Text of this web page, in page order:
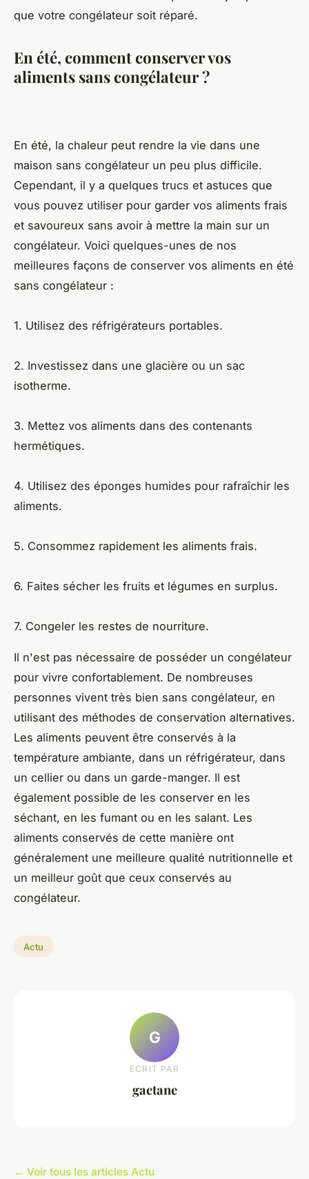
que votre congélateur soit réparé.
En été, comment conserver vos
aliments sans congélateur ?
En été, la chaleur peut rendre la vie dans une
maison sans congélateur un peu plus difficile.
Cependant, il y a quelques trucs et astuces que
vous pouvez utiliser pour garder vos aliments frais
et savoureux sans avoir à mettre la main sur un
congélateur. Voici quelques-unes de nos
meilleures façons de conserver vos aliments en été
sans congélateur :
1. Utilisez des réfrigérateurs portables.
2. Investissez dans une glacière ou un sac
isotherme.
3. Mettez vos aliments dans des contenants
hermétiques.
4. Utilisez des éponges humides pour rafraîchir les
aliments.
5. Consommez rapidement les aliments frais.
6. Faites sécher les fruits et légumes en surplus.
7. Congeler les restes de nourriture.
Il n'est pas nécessaire de posséder un congélateur
pour vivre confortablement. De nombreuses
personnes vivent très bien sans congélateur, en
utilisant des méthodes de conservation alternatives.
Les aliments peuvent être conservés à la
température ambiante, dans un réfrigérateur, dans
un cellier ou dans un garde-manger. Il est
également possible de les conserver en les
séchant, en les fumant ou en les salant. Les
aliments conservés de cette manière ont
généralement une meilleure qualité nutritionnelle et
un meilleur goût que ceux conservés au
congélateur.
Actu
G
ECRIT PAR
gaetane
← Voir tous les articles Actu